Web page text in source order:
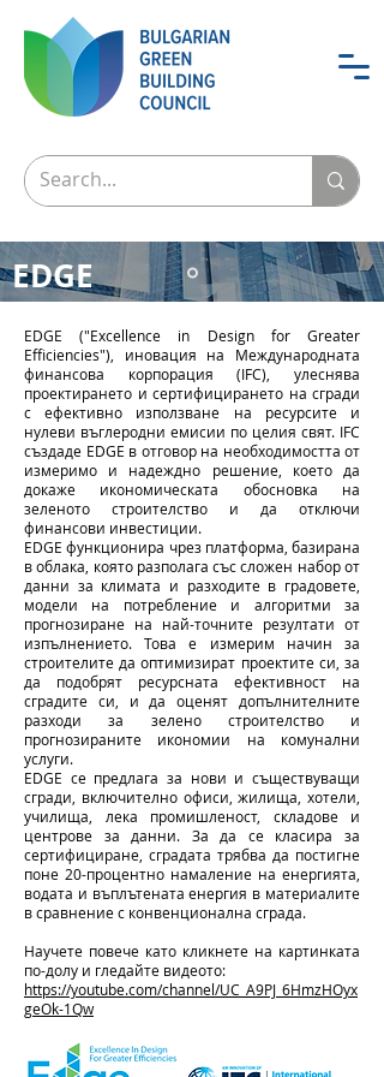
EDGE
Инструмент за сертифициране
от IFC, член на групата на
Световната банка
EDGE ("Excellence in Design for Greater
Efficiencies"), иновация на Международната
финансова корпорация (IFC), улеснява
проектирането и сертифицирането на сгради
с ефективно използване на ресурсите и
нулеви въглеродни емисии по целия свят. IFC
създаде EDGE в отговор на необходимостта от
измеримо и надеждно решение, което да
докаже икономическата обосновка на
зеленото строителство и да отключи
финансови инвестиции.
EDGE функционира чрез платформа, базирана
в облака, която разполага със сложен набор от
данни за климата и разходите в градовете,
модели на потребление и алгоритми за
прогнозиране на най-точните резултати от
изпълнението. Това е измерим начин за
строителите да оптимизират проектите си, за
да подобрят ресурсната ефективност на
сградите си, и да оценят допълнителните
разходи за зелено строителство и
прогнозираните икономии на комунални
услуги.
EDGE се предлага за нови и съществуващи
сгради, включително офиси, жилища, хотели,
училища, лека промишленост, складове и
центрове за данни. За да се класира за
сертифициране, сградата трябва да постигне
поне 20-процентно намаление на енергията,
водата и въплътената енергия в материалите
в сравнение с конвенционална сграда.
Научете повече като кликнете на картинката
по-долу и гледайте видеото:
https://youtube.com/channel/UC_A9PJ_6HmzHOyx
geOk-1Qw